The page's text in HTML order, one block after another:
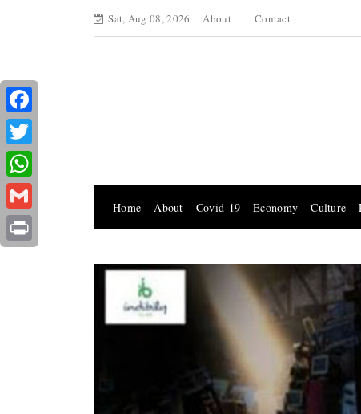
Sat, Aug 08, 2026 About Contact
Home About Covid-19 Economy Culture
Facebook
Twitter
WhatsApp
Gmail